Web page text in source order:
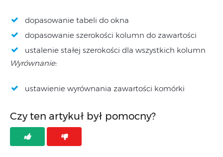
dopasowanie tabeli do okna
dopasowanie szerokości kolumn do zawartości
ustalenie stałej szerokości dla wszystkich kolumn
Wyrównanie:
ustawienie wyrównania zawartości komórki
Czy ten artykuł był pomocny?